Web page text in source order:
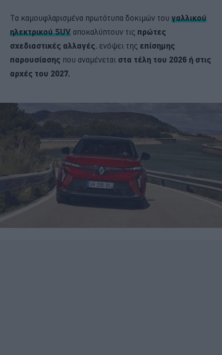
Τα καμουφλαρισμένα πρωτότυπα δοκιμών του γαλλικού
ηλεκτρικού SUV αποκαλύπτουν τις πρώτες
σχεδιαστικές αλλαγές, ενόψει της επίσημης
παρουσίασης που αναμένεται στα τέλη του 2026 ή στις
αρχές του 2027.